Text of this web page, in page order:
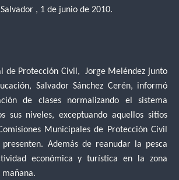
Salvador , 1 de junio de 2010.
de Protección Civil, Jorge Meléndez junto
Salvador Sánchez Cerén, informó
de clases normalizando el sistema
sus niveles, exceptuando aquellos sitios
Municipales de Protección Civil
Además de reanudar la pesca
económica y turística en la zona